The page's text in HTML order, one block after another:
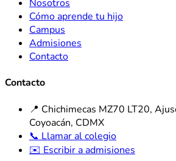
Nosotros
Cómo aprende tu hijo
Campus
Admisiones
Contacto
Contacto
📍 Chichimecas MZ70 LT20,
Coyoacán, CDMX
📞 Llamar al colegio
✉️ Escribir a admisiones